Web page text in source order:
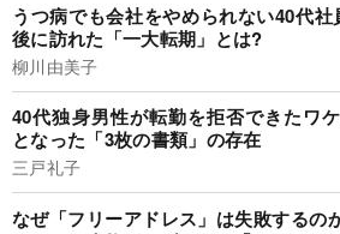
うつ病でも会社をやめられない40代
後に訪れた「一大転期」とは?
柳川由美子
40代独身男性が転勤を拒否できたワ
となった「3枚の書類」の存在
三戸礼子
なぜ「フリーアドレス」は失敗するの